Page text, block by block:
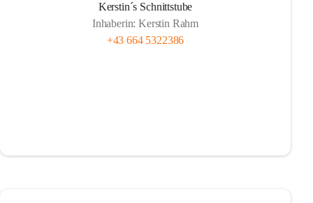
Kerstin´s Schnittstube
Inhaberin: Kerstin Rahm
+43 664 5322386